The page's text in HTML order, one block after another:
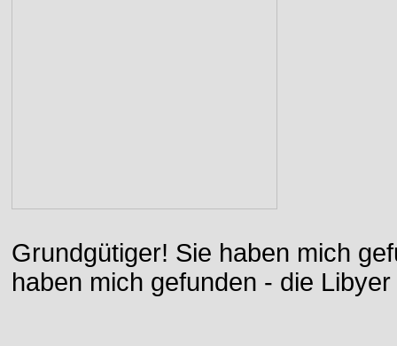
Grundgütiger! Sie haben mich
haben mich gefunden - die